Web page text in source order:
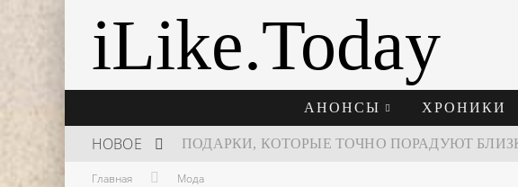
iLike.Today
АНОНСЫ ХРОНИКИ
НОВОЕ
Главная Мода